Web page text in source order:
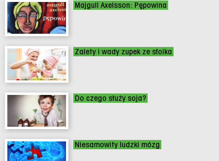
Majgull Axelsson: Pępowina
Zalety i wady zupek ze słoika
Do czego służy soja?
Niesamowity ludzki mózg